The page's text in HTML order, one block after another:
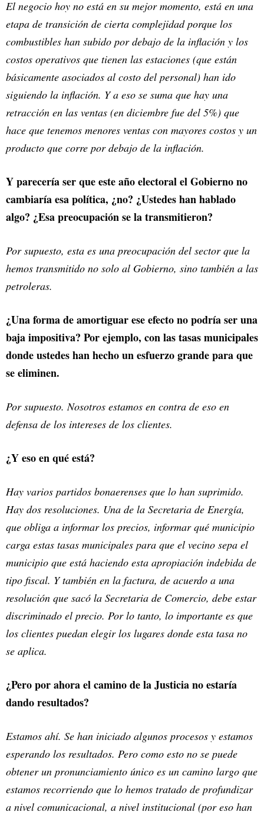
El negocio hoy no está en su mejor momento, está en una
etapa de transición de cierta complejidad porque los
combustibles han subido por debajo de la inflación y los
costos operativos que tienen las estaciones (que están
básicamente asociados al costo del personal) han ido
siguiendo la inflación. Y a eso se suma que hay una
retracción en las ventas (en diciembre fue del 5%) que
hace que tenemos menores ventas con mayores costos y un
producto que corre por debajo de la inflación.
Y parecería ser que este año electoral el Gobierno no
cambiaría esa política, ¿no? ¿Ustedes han hablado
algo? ¿Esa preocupación se la transmitieron?
Por supuesto, esta es una preocupación del sector que la
hemos transmitido no solo al Gobierno, sino también a las
petroleras.
¿Una forma de amortiguar ese efecto no podría ser una
baja impositiva? Por ejemplo, con las tasas municipales
donde ustedes han hecho un esfuerzo grande para que
se eliminen.
Por supuesto. Nosotros estamos en contra de eso en
defensa de los intereses de los clientes.
¿Y eso en qué está?
Hay varios partidos bonaerenses que lo han suprimido.
Hay dos resoluciones. Una de la Secretaria de Energía,
que obliga a informar los precios, informar qué municipio
carga estas tasas municipales para que el vecino sepa el
municipio que está haciendo esta apropiación indebida de
tipo fiscal. Y también en la factura, de acuerdo a una
resolución que sacó la Secretaria de Comercio, debe estar
discriminado el precio. Por lo tanto, lo importante es que
los clientes puedan elegir los lugares donde esta tasa no
se aplica.
¿Pero por ahora el camino de la Justicia no estaría
dando resultados?
Estamos ahí. Se han iniciado algunos procesos y estamos
esperando los resultados. Pero como esto no se puede
obtener un pronunciamiento único es un camino largo que
estamos recorriendo que lo hemos tratado de profundizar
a nivel comunicacional, a nivel institucional (por eso han